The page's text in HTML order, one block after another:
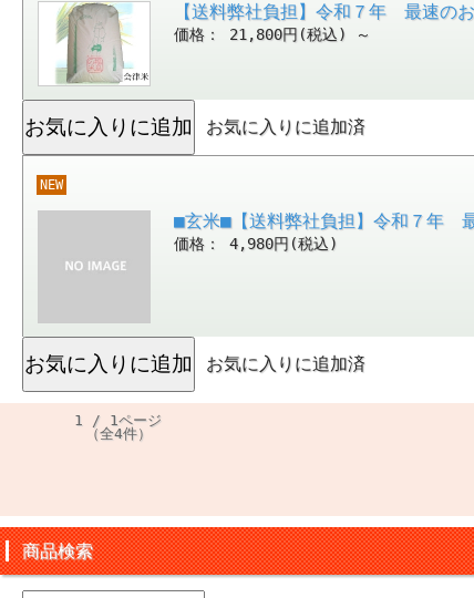
【送料弊社負担】令和７年 最速
価格： 21,800円(税込) ～
お気に入りに追加済
NEW
■玄米■【送料弊社負担】令和７年
価格： 4,980円(税込)
お気に入りに追加済
1 / 1ページ
（全4件）
商品検索